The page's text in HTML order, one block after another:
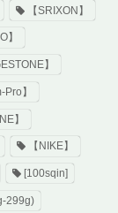
【SRIXON】
】
】
Pro】
】
【NIKE】
[100sqin]
299g)